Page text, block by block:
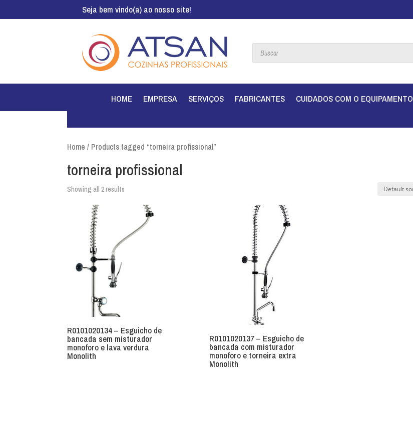
Seja bem vindo(a) ao nosso site!
Products
search
HOME EMPRESA SERVIÇOS FABRICANTES CUIDADOS COM O EQUIPAMENTO
Home / Products tagged “torneira profissional”
torneira profissional
Showing all 2 results
R0101020134 – Esguicho de
bancada sem misturador
monoforo e lava verdura
Monolith
R0101020137 – Esguicho de
bancada com misturador
monoforo e torneira extra
Monolith